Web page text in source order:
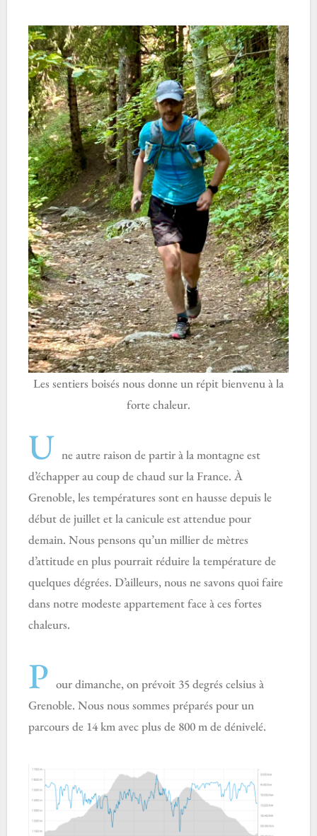
Les sentiers boisés nous donne un répit bienvenu à la
forte chaleur.
U ne autre raison de partir à la montagne est
d’échapper au coup de chaud sur la France. À
Grenoble, les températures sont en hausse depuis le
début de juillet et la canicule est attendue pour
demain. Nous pensons qu’un millier de mètres
d’attitude en plus pourrait réduire la température de
quelques dégrées. D’ailleurs, nous ne savons quoi faire
dans notre modeste appartement face à ces fortes
chaleurs.
P our dimanche, on prévoit 35 degrés celsius à
Grenoble. Nous nous sommes préparés pour un
parcours de 14 km avec plus de 800 m de dénivelé.